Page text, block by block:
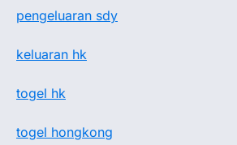
pengeluaran sdy
keluaran hk
togel hk
togel hongkong